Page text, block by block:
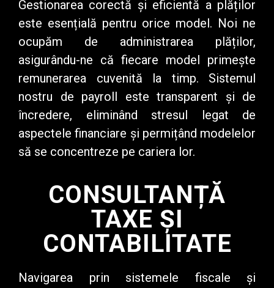
Gestionarea corectă și eficientă a plăților
este esențială pentru orice model. Noi ne
ocupăm de administrarea plăților,
asigurându-ne că fiecare model primește
remunerarea cuvenită la timp. Sistemul
nostru de payroll este transparent și de
încredere, eliminând stresul legat de
aspectele financiare și permițând modelelor
să se concentreze pe cariera lor.
CONSULTANȚĂ
TAXE ȘI
CONTABILITATE
Navigarea prin sistemele fiscale și